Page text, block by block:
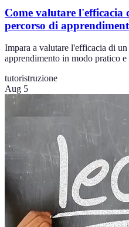
Come valutare
percorso di
Impara a valutare l'efficacia di
apprendimento in modo pratico e
tutoristruzione
Aug 5